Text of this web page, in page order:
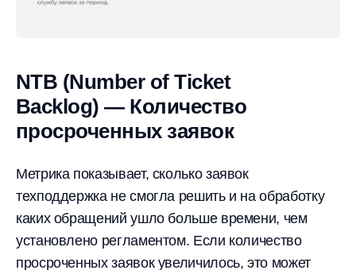
NTB (Number of Ticket
Backlog) — Количество
просроченных заявок
Метрика показывает, сколько заявок
техподдержка не смогла решить и на обработку
каких обращений ушло больше времени, чем
установлено регламентом. Если количество
просроченных заявок увеличилось, это может